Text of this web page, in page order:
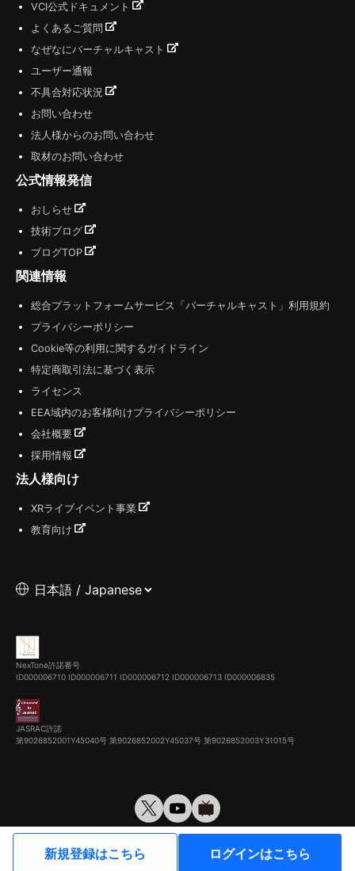
新規登録はこちら ログインはこちら
VCI公式ドキュメント
よくあるご質問
なぜなにバーチャルキャスト
ユーザー通報
不具合対応状況
お問い合わせ
法人様からのお問い合わせ
取材のお問い合わせ
公式情報発信
おしらせ
技術ブログ
ブログTOP
関連情報
総合プラットフォームサービス「バーチャルキャスト」利用規約
プライバシーポリシー
Cookie等の利用に関するガイドライン
特定商取引法に基づく表示
ライセンス
EEA域内のお客様向けプライバシーポリシー
会社概要
採用情報
法人様向け
XRライブイベント事業
教育向け
NexTone許諾番号
ID000006710 ID000006711 ID000006712 ID000006713 ID000006835
JASRAC許諾
第9026852001Y45040号 第9026852002Y45037号 第9026852003Y31015号
© VirtualCast, Inc. All rights reserved.